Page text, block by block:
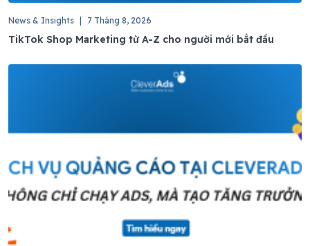
News & Insights 7 Tháng 8, 2026
TikTok Shop Marketing từ A-Z cho người mới bắt đầu